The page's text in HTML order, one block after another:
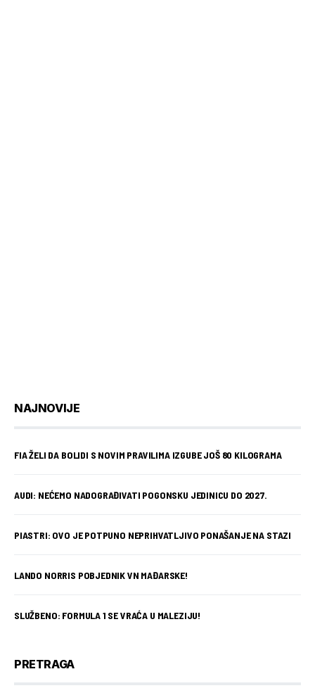
NAJNOVIJE
FIA ŽELI DA BOLIDI S NOVIM PRAVILIMA IZGUBE JOŠ 80 KILOGRAMA
AUDI: NEĆEMO NADOGRAĐIVATI POGONSKU JEDINICU DO 2027.
PIASTRI: OVO JE POTPUNO NEPRIHVATLJIVO PONAŠANJE NA STAZI
LANDO NORRIS POBJEDNIK VN MAĐARSKE!
SLUŽBENO: FORMULA 1 SE VRAĆA U MALEZIJU!
PRETRAGA